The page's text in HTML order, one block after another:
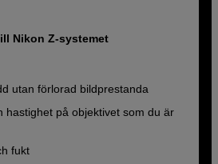
Nikon Z-systemet
utan förlorad bildprestanda
hastighet på objektivet som du är
fukt